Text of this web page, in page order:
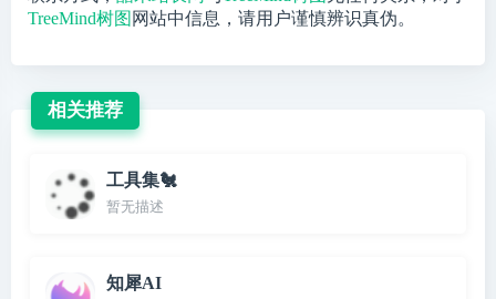
TreeMind树图 网站中信息，请用户谨慎辨识真伪。
相关推荐
工具集🐔
暂无描述
知犀AI